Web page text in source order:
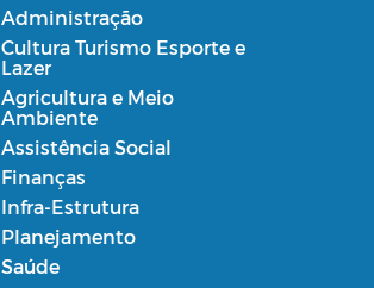
Administração
Cultura Turismo Esporte e
Lazer
Agricultura e Meio
Ambiente
Assistência Social
Finanças
Infra-Estrutura
Planejamento
Saúde